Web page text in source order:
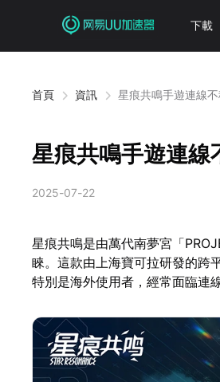
下載
首頁 資訊 星痕共鳴手遊連線
星痕共鳴手遊連線
2025-07-22
星痕共鳴是由萬代南夢宮「
睞。這款由上海寶可拉研發的跨
特別是海外使用者，經常面臨連